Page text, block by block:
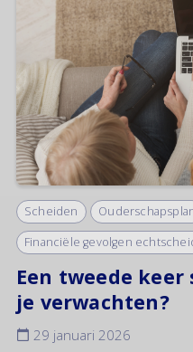
Scheiden
Financiële gevolgen
Een tweede
je verwachten?
29 januari 2026